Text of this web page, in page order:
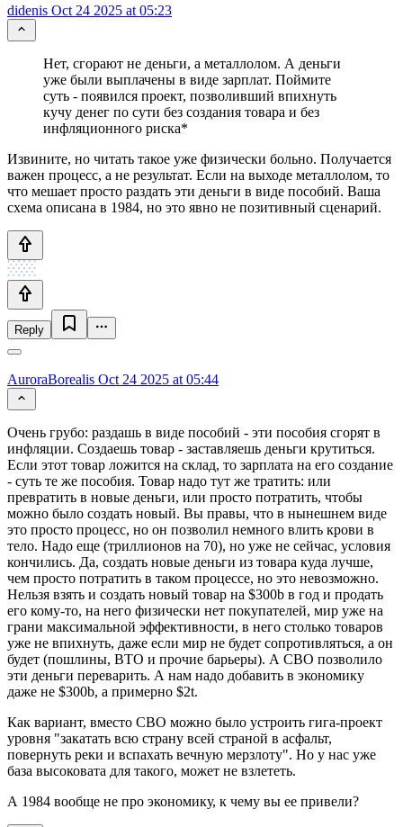
didenis Oct 24 2025 at 05:23
Нет, сгорают не деньги, а металлолом. А деньги
уже были выплачены в виде зарплат. Поймите
суть - появился проект, позволивший впихнуть
кучу денег по сути без создания товара и без
инфляционного риска*
Извините, но читать такое уже физически больно. Получается
важен процесс, а не результат. Если на выходе металлолом, то
что мешает просто раздать эти деньги в виде пособий. Ваша
схема описана в 1984, но это явно не позитивный сценарий.
Reply
AuroraBorealis Oct 24 2025 at 05:44
Очень грубо: раздашь в виде пособий - эти пособия сгорят в
инфляции. Создаешь товар - заставляешь деньги крутиться.
Если этот товар ложится на склад, то зарплата на его создание
- суть те же пособия. Товар надо тут же тратить: или
превратить в новые деньги, или просто потратить, чтобы
можно было создать новый. Вы правы, что в нынешнем виде
это просто процесс, но он позволил немного влить крови в
тело. Надо еще (триллионов на 70), но уже не сейчас, условия
кончились. Да, создать новые деньги из товара куда лучше,
чем просто потратить в таком процессе, но это невозможно.
Нельзя взять и создать новый товар на $300b в год и продать
его кому-то, на него физически нет покупателей, мир уже на
грани максимальной эффективности, в него столько товаров
уже не впихнуть, даже если мир не будет сопротивляться, а он
будет (пошлины, ВТО и прочие барьеры). А СВО позволило
эти деньги переварить. А нам надо добавить в экономику
даже не $300b, а примерно $2t.
Как вариант, вместо СВО можно было устроить гига-проект
уровня "закатать всю страну всей страной в асфальт,
повернуть реки и вспахать вечную мерзлоту". Но у нас уже
база высоковата для такого, может не взлететь.
А 1984 вообще не про экономику, к чему вы ее привели?